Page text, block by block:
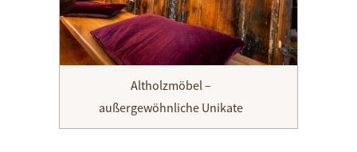
Altholzmöbel –
außergewöhnliche Unikate